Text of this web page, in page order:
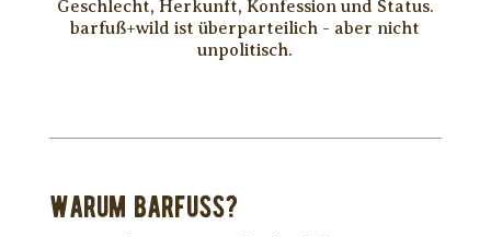
Geschlecht, Herkunft, Konfession und Status.
barfuß+wild ist überparteilich - aber nicht
unpolitisch.
WARUM BARFUSS?